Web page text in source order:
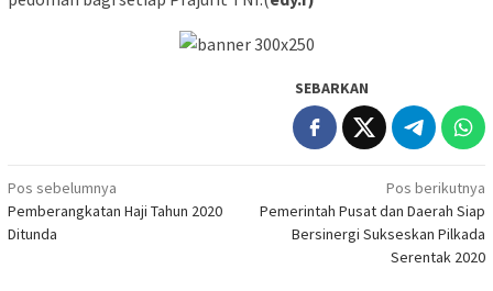
SEBARKAN
Navigasi
pos
Pos sebelumnya
Pemberangkatan Haji Tahun 2020
Ditunda
Pos berikutnya
Pemerintah Pusat dan Daerah Siap
Bersinergi Sukseskan Pilkada
Serentak 2020